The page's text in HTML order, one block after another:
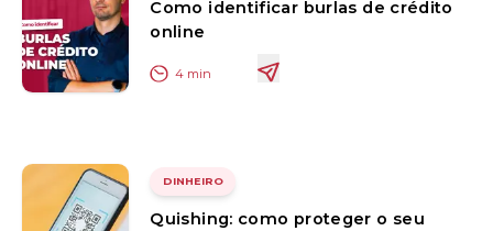
Como identificar burlas de crédito
online
4 min
DINHEIRO
Quishing: como proteger o seu